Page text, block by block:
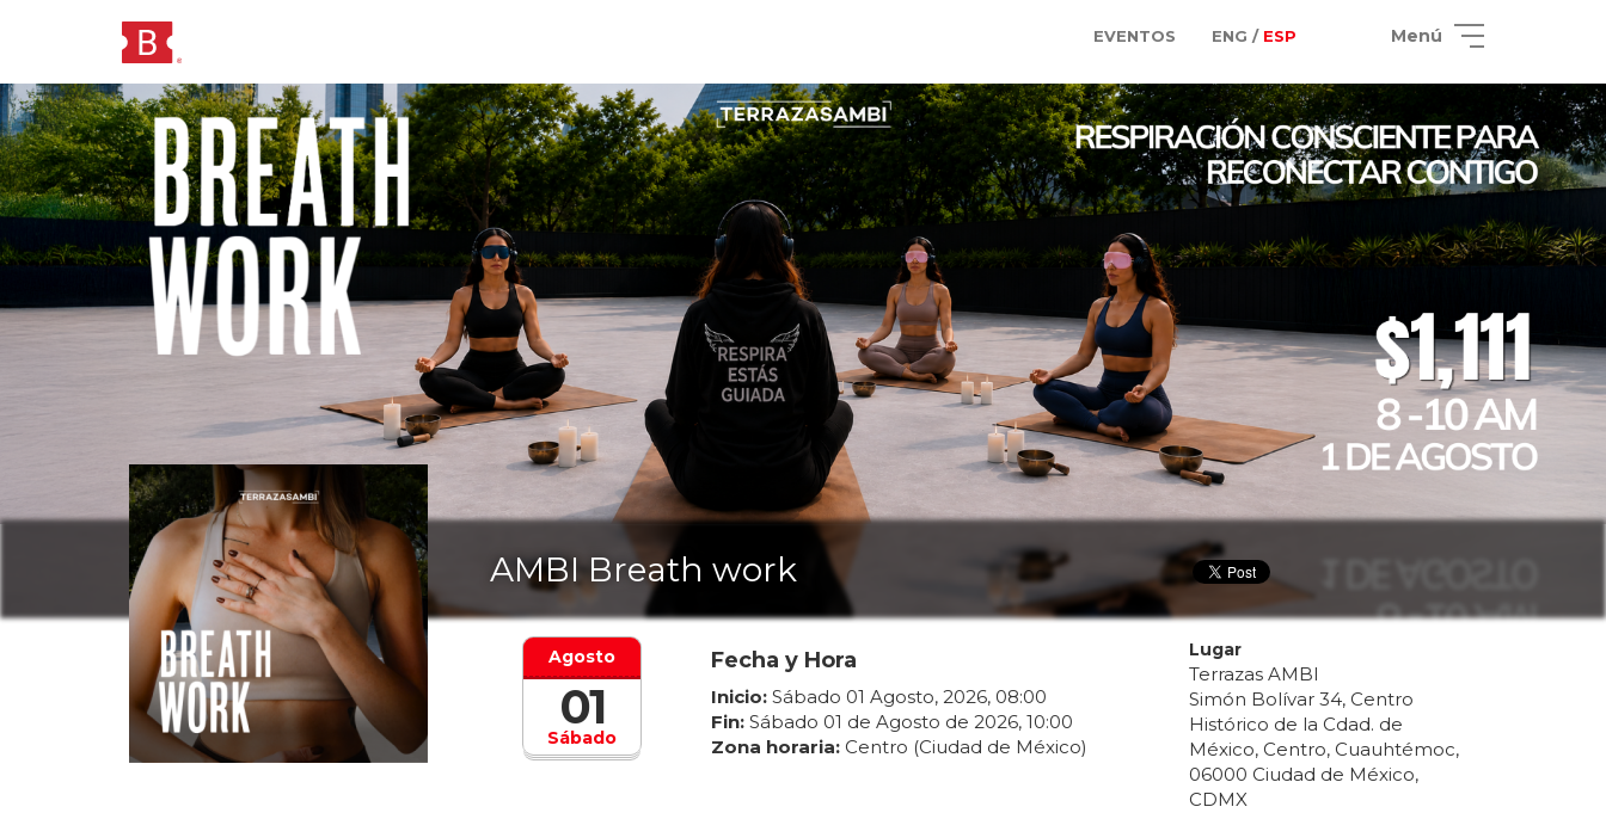
EVENTOS ENG / ESP Menú
AMBI Breath work
Sábado
Agosto
01
Fecha y Hora
Inicio: Sábado 01 Agosto, 2026, 08:00
Fin: Sábado 01 de Agosto de 2026, 10:00
Zona horaria: Centro (Ciudad de México)
Lugar
Terrazas AMBI
Simón Bolívar 34, Centro
Histórico de la Cdad. de
México, Centro, Cuauhtémoc,
06000 Ciudad de México,
CDMX